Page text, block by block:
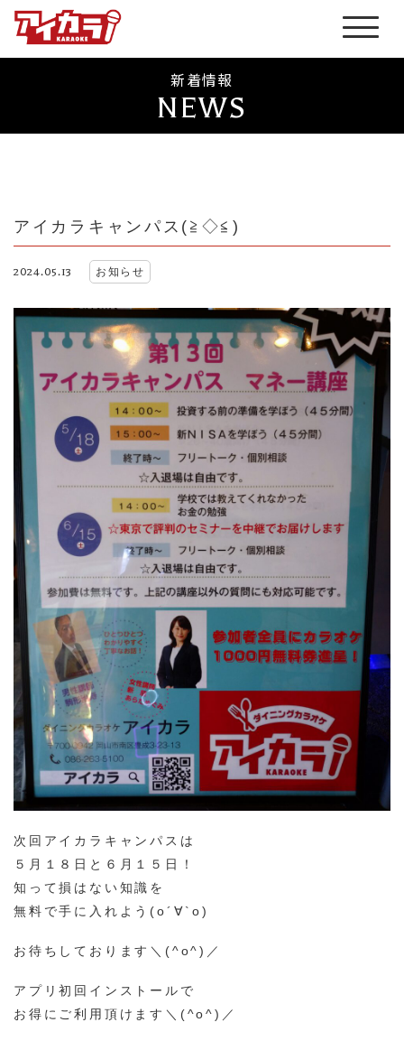
新着情報
NEWS
アイカラキャンパス(≧◇≦)
2024.05.13 お知らせ
次回アイカラキャンパスは
５月１８日と６月１５日！
知って損はない知識を
無料で手に入れよう(о´∀`о)
お待ちしております＼(^o^)／
アプリ初回インストールで
お得にご利用頂けます＼(^o^)／